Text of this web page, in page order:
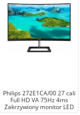
Philips 272E1CA/00 27 cali
Full HD VA 75Hz 4ms
Zakrzywiony monitor LED